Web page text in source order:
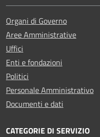
Organi di Governo
Aree Amministrative
Uffici
Enti e fondazioni
Politici
Personale Amministrativo
Documenti e dati
CATEGORIE DI SERVIZIO